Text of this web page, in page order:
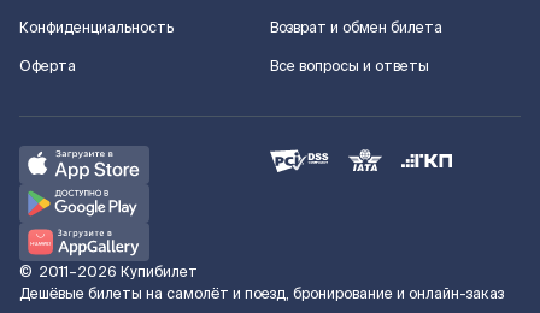
Конфиденциальность
Оферта
Возврат и обмен билета
Все вопросы и ответы
© 2011–2026 Купибилет
Дешёвые билеты на самолёт и поезд, бронирование и онлайн-заказ